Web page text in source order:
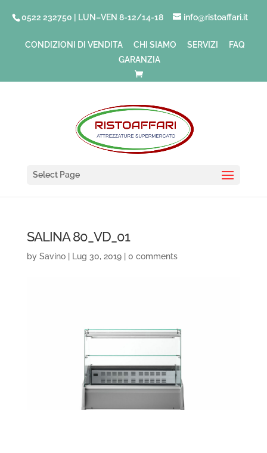
0522 232750 | LUN–VEN 8-12/14-18 info@ristoaffari.it
CONDIZIONI DI VENDITA CHI SIAMO SERVIZI
FAQ
GARANZIA
Select Page
SALINA 80_VD_01
by Savino| Lug 30, 2019| 0 comments